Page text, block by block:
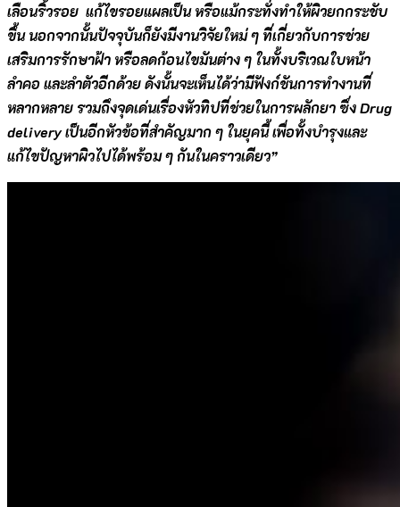
เลือนริ้วรอย แก้ไขรอยแผลเป็น หรือแม้กระทั่งทำให้ผิวยกกระชับ
ขึ้น นอกจากนั้นปัจจุบันก็ยังมีงานวิจัยใหม่ ๆ ที่เกี่ยวกับการช่วย
เสริมการรักษาฝ้า หรือลดก้อนไขมันต่าง ๆ ในทั้งบริเวณใบหน้า
ลำคอ และลำตัวอีกด้วย ดังนั้นจะเห็นได้ว่ามีฟังก์ชันการทำงานที่
หลากหลาย รวมถึงจุดเด่นเรื่องหัวทิปที่ช่วยในการผลักยา ซึ่ง Drug
delivery เป็นอีกหัวข้อที่สำคัญมาก ๆ ในยุคนี้ เพื่อทั้งบำรุงและ
แก้ไขปัญหาผิวไปได้พร้อม ๆ กันในคราวเดียว”